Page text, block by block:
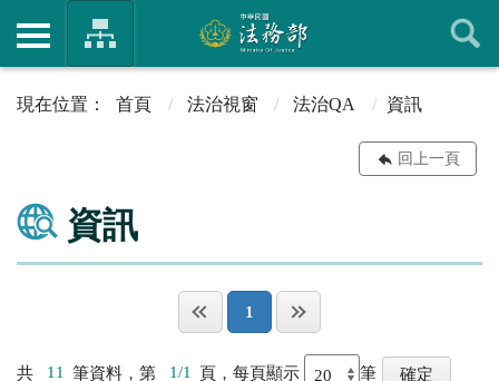
首頁 法治視窗 法治QA 資訊
回上一頁
資訊
1
共 11 筆資料，第 1/1 頁，每頁顯示 筆